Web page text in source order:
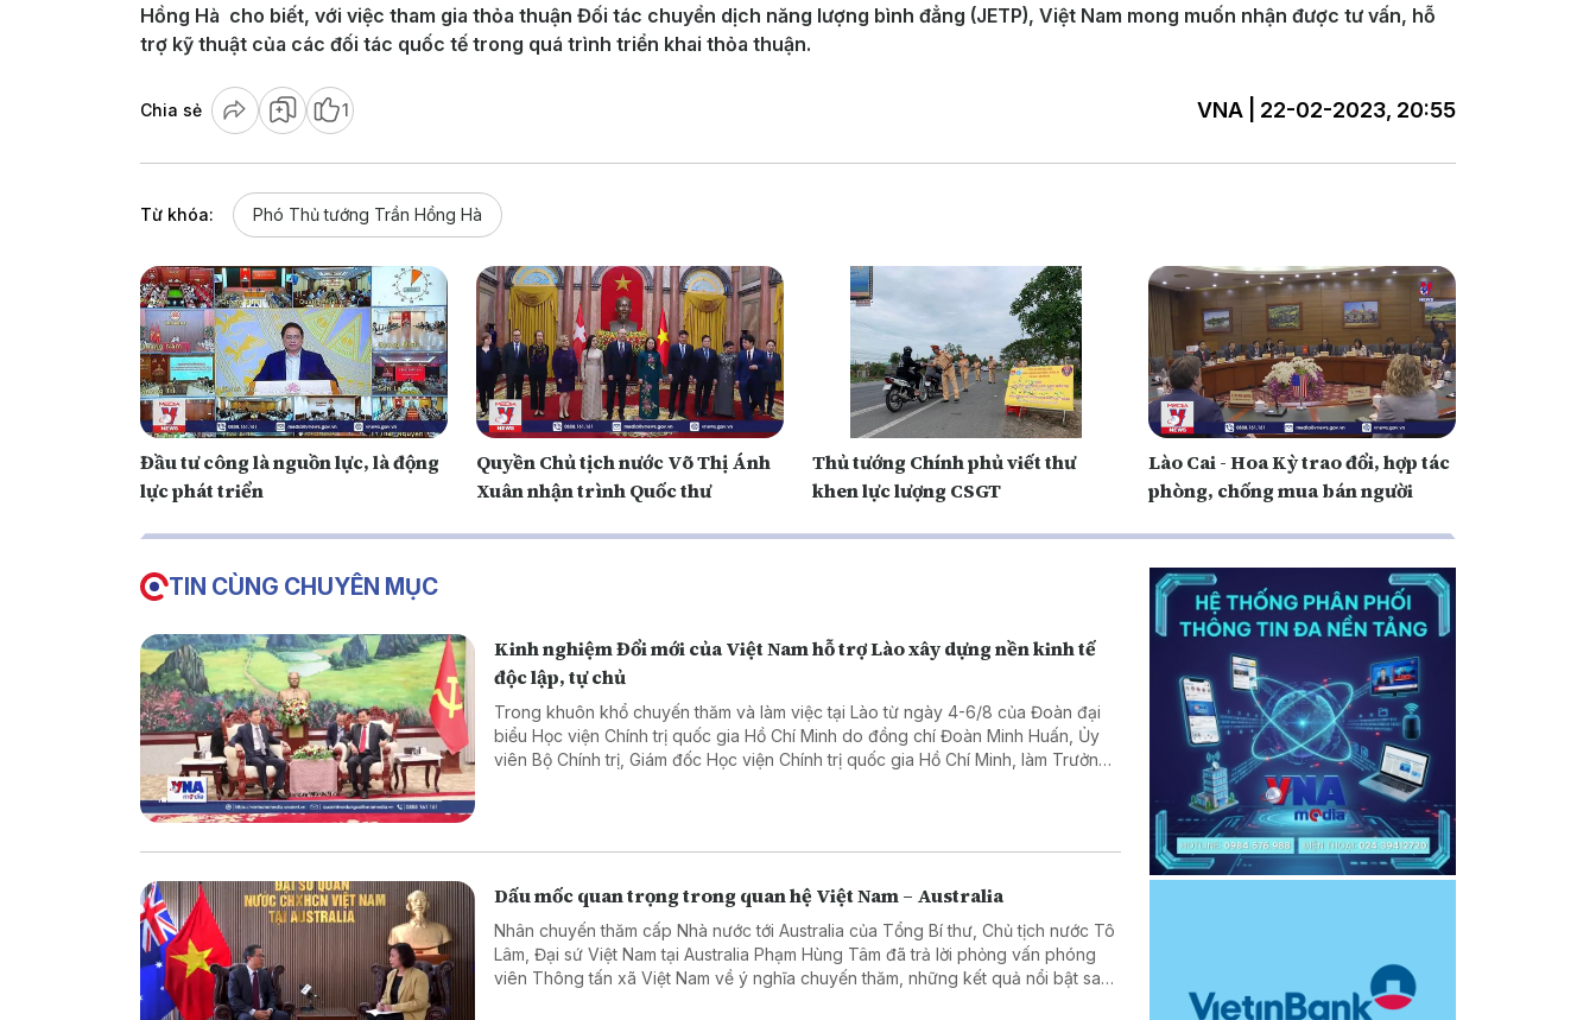
Hồng Hà cho biết, với việc tham gia thỏa thuận Đối tác chuyển dịch năng lượng bình đẳng (JETP), Việt Nam mong muốn nhận được tư vấn, hỗ
trợ kỹ thuật của các đối tác quốc tế trong quá trình triển khai thỏa thuận.
Chia sẻ 1 VNA | 22-02-2023, 20:55
Từ khóa: Phó Thủ tướng Trần Hồng Hà
Đầu tư công là nguồn lực, là động
lực phát triển
Quyền Chủ tịch nước Võ Thị Ánh
Xuân nhận trình Quốc thư
Thủ tướng Chính phủ viết thư
khen lực lượng CSGT
Lào Cai - Hoa Kỳ trao đổi, hợp tác
phòng, chống mua bán người
TIN CÙNG CHUYÊN MỤC
Kinh nghiệm Đổi mới của Việt Nam hỗ trợ Lào xây dựng nền kinh tế
độc lập, tự chủ
Trong khuôn khổ chuyến thăm và làm việc tại Lào từ ngày 4-6/8 của Đoàn đại
biểu Học viện Chính trị quốc gia Hồ Chí Minh do đồng chí Đoàn Minh Huấn, Ủy
viên Bộ Chính trị, Giám đốc Học viện Chính trị quốc gia Hồ Chí Minh, làm Trưởng
Dấu mốc quan trọng trong quan hệ Việt Nam – Australia
Nhân chuyến thăm cấp Nhà nước tới Australia của Tổng Bí thư, Chủ tịch nước Tô
Lâm, Đại sứ Việt Nam tại Australia Phạm Hùng Tâm đã trả lời phỏng vấn phóng
viên Thông tấn xã Việt Nam về ý nghĩa chuyến thăm, những kết quả nổi bật sau